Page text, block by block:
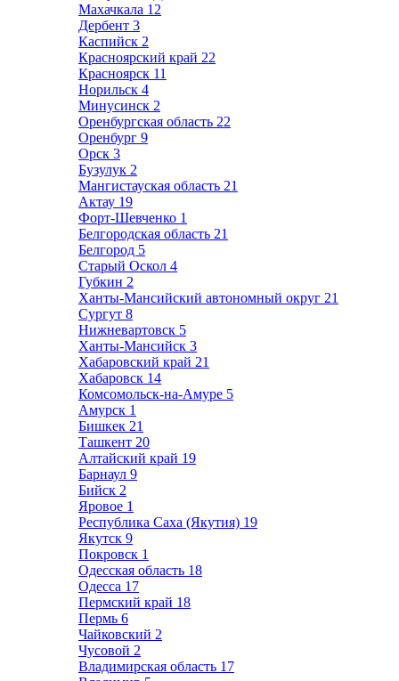
Махачкала 12
Дербент 3
Каспийск 2
Красноярский край 22
Красноярск 11
Норильск 4
Минусинск 2
Оренбургская область 22
Оренбург 9
Орск 3
Бузулук 2
Мангистауская область 21
Актау 19
Форт-Шевченко 1
Белгородская область 21
Белгород 5
Старый Оскол 4
Губкин 2
Ханты-Мансийский автономный округ 21
Сургут 8
Нижневартовск 5
Ханты-Мансийск 3
Хабаровский край 21
Хабаровск 14
Комсомольск-на-Амуре 5
Амурск 1
Бишкек 21
Ташкент 20
Алтайский край 19
Барнаул 9
Бийск 2
Яровое 1
Республика Саха (Якутия) 19
Якутск 9
Покровск 1
Одесская область 18
Одесса 17
Пермский край 18
Пермь 6
Чайковский 2
Чусовой 2
Владимирская область 17